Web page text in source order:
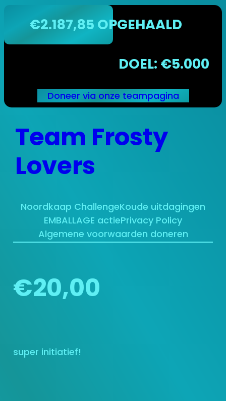
€2.187,85 OPGEHAALD
DOEL: €5.000
Doneer via onze teampagina
naar
inhoud
Team Frosty
Lovers
Noordkaap ChallengeKoude uitdagingen
EMBALLAGE actiePrivacy Policy
Algemene voorwaarden doneren
€20,00
super initiatief!